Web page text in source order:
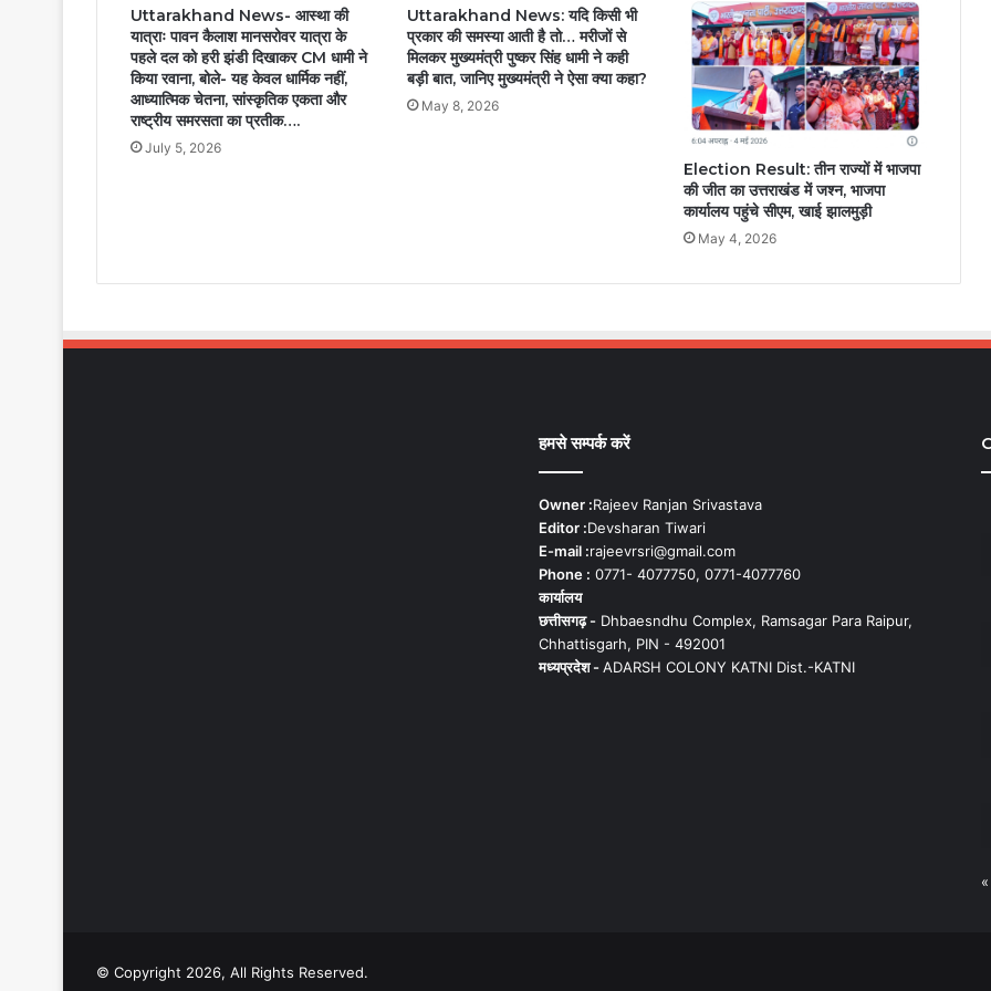
Uttarakhand News- आस्था की
यात्राः पावन कैलाश मानसरोवर यात्रा के
पहले दल को हरी झंडी दिखाकर CM धामी ने
किया रवाना, बोले- यह केवल धार्मिक नहीं,
आध्यात्मिक चेतना, सांस्कृतिक एकता और
राष्ट्रीय समरसता का प्रतीक….
July 5, 2026
Uttarakhand News: यदि किसी भी
प्रकार की समस्या आती है तो… मरीजों से
मिलकर मुख्यमंत्री पुष्कर सिंह धामी ने कही
बड़ी बात, जानिए मुख्यमंत्री ने ऐसा क्या कहा?
May 8, 2026
Election Result: तीन राज्यों में भाजपा
की जीत का उत्तराखंड में जश्न, भाजपा
कार्यालय पहुंचे सीएम, खाई झालमुड़ी
May 4, 2026
हमसे सम्पर्क करें
Owner :Rajeev Ranjan Srivastava
Editor :Devsharan Tiwari
E-mail :rajeevrsri@gmail.com
Phone : 0771- 4077750, 0771-4077760
कार्यालय
छत्तीसगढ़ -Dhbaesndhu Complex, Ramsagar Para Raipur,
Chhattisgarh, PIN - 492001
मध्यप्रदेश -ADARSH COLONY KATNI Dist.-KATNI
© Copyright 2026, All Rights Reserved.